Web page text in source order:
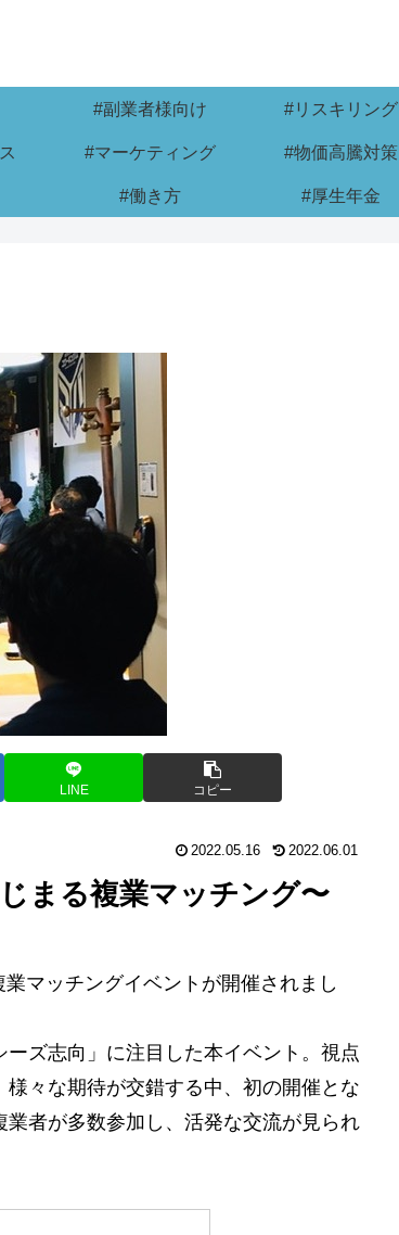
#副業者様向け #リスキリング
#マーケティング #物価高騰対策
#働き方 #厚生年金
LINE コピー
2022.05.16 2022.06.01
まる複業マッチング〜
マッチングイベントが開催されまし
ズ志向」に注目した本イベント。視点
々な期待が交錯する中、初の開催とな
者が多数参加し、活発な交流が見られ